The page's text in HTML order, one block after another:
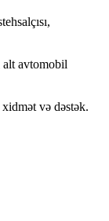
alt avtomobil
və dəstək.